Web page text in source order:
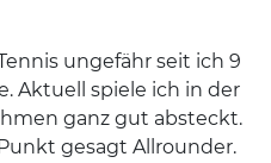
ungefähr seit ich 9
Aktuell spiele ich in der
ganz gut absteckt.
gesagt Allrounder.